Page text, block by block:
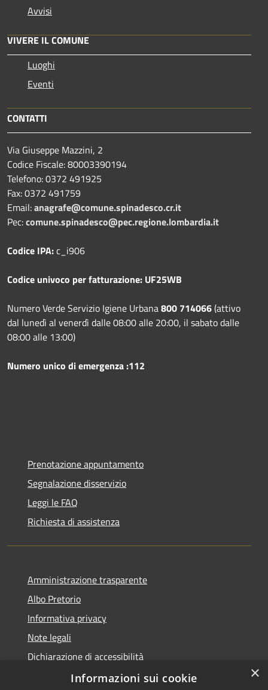
Avvisi
VIVERE IL COMUNE
Luoghi
Eventi
CONTATTI
Via Giuseppe Mazzini, 2
Codice Fiscale: 80003390194
Telefono:0372 491925
Fax:0372 491759
Email:anagrafe@comune.spinadesco.cr.it
Pec:comune.spinadesco@pec.regione.lombardia.it
Codice IPA:c_i906
Codice univoco per fatturazione: UF25WB
Numero Verde Servizio Igiene Urbana800 714066(attivo
dal lunedì al venerdì dalle 08:00 alle 20:00, il sabato dalle
08:00 alle 13:00)
Numero unico di emergenza :112
Prenotazione appuntamento
Segnalazione disservizio
Leggi le FAQ
Richiesta di assistenza
Amministrazione trasparente
Albo Pretorio
Informativa privacy
Note legali
Dichiarazione di accessibilità
×
Informazioni sui cookie